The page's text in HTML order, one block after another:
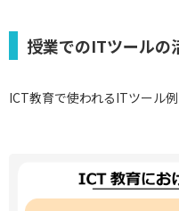
授業でのITツールの
ICT教育で使われるITツール例